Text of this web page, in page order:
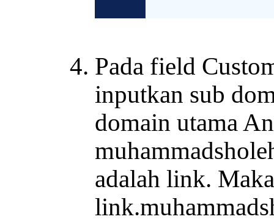
Pada field
inputkan sub
domain utama
adalah link.